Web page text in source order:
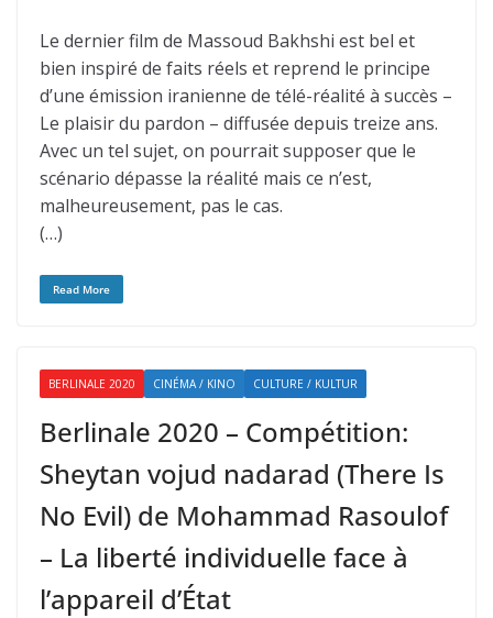
Le dernier film de Massoud Bakhshi est bel et
bien inspiré de faits réels et reprend le principe
d’une émission iranienne de télé-réalité à succès –
Le plaisir du pardon – diffusée depuis treize ans.
Avec un tel sujet, on pourrait supposer que le
scénario dépasse la réalité mais ce n’est,
malheureusement, pas le cas.
(…)
Read More
BERLINALE 2020 CINÉMA / KINO CULTURE / KULTUR
Berlinale 2020 – Compétition:
Sheytan vojud nadarad (There Is
No Evil) de Mohammad Rasoulof
– La liberté individuelle face à
l’appareil d’État